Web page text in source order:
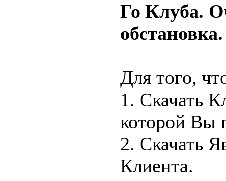
Го Клуба.
обстановка.
Для того,
1. Скачать
которой Вы
2. Скачать
Клиента.